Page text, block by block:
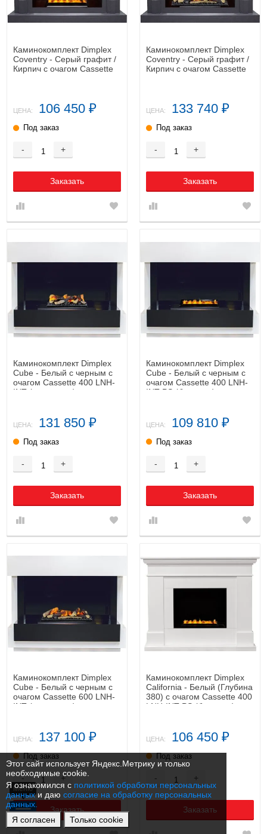
Этот сайт использует Яндекс.Метрику и только
необходимые cookie.
Я ознакомился с политикой обработки персональных
данныхи даю согласие на обработку персональных
данных.
Я согласен
Только cookie
Каминокомплект Dimplex
Coventry - Серый графит /
Кирпич с очагом Cassette
ЦЕНА: 106 450 ₽
Под заказ
- +
Заказать
Каминокомплект Dimplex
Coventry - Серый графит /
Кирпич с очагом Cassette
ЦЕНА: 133 740 ₽
Под заказ
- +
Заказать
Каминокомплект Dimplex
Cube - Белый с черным с
очагом Cassette 400 LNH-
INT (с дровами)
ЦЕНА: 131 850 ₽
Под заказ
- +
Заказать
Каминокомплект Dimplex
Cube - Белый с черным с
очагом Cassette 400 LNH-
INT PS (без дров)
ЦЕНА: 109 810 ₽
Под заказ
- +
Заказать
Каминокомплект Dimplex
Cube - Белый с черным с
очагом Cassette 600 LNH-
INT (с дровами)
ЦЕНА: 137 100 ₽
Под заказ
- +
Заказать
Каминокомплект Dimplex
California - Белый (Глубина
380) с очагом Cassette 400
LNH-INT PS (без дров)
ЦЕНА: 106 450 ₽
Под заказ
- +
Заказать
Меню